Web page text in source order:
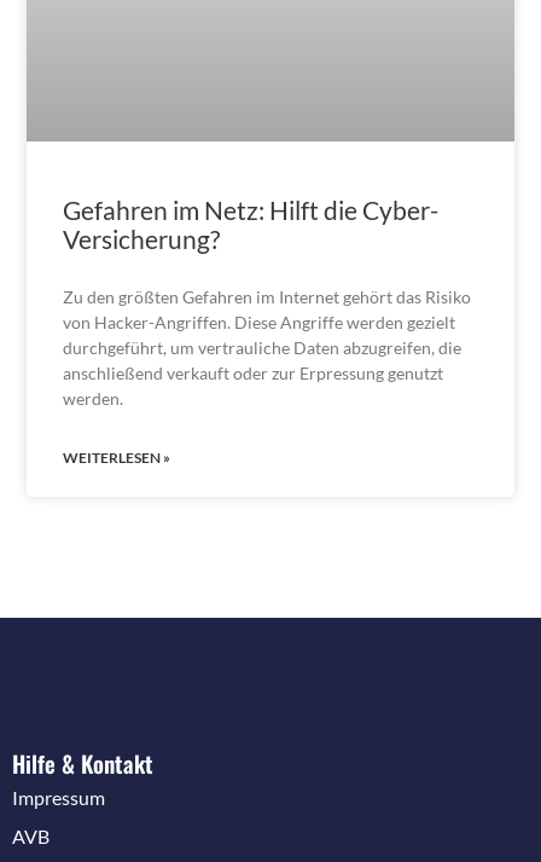
Gefahren im Netz: Hilft die Cyber-
Versicherung?
Zu den größten Gefahren im Internet gehört das Risiko
von Hacker-Angriffen. Diese Angriffe werden gezielt
durchgeführt, um vertrauliche Daten abzugreifen, die
anschließend verkauft oder zur Erpressung genutzt
werden.
WEITERLESEN »
Hilfe & Kontakt
Impressum
AVB